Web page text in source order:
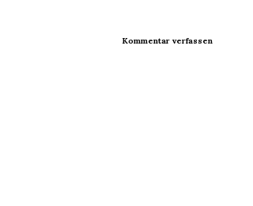
Kommentar verfassen